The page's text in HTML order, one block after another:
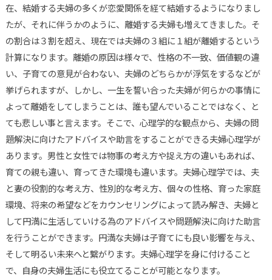
在、結婚する夫婦の多くが恋愛関係を経て結婚するようになりまし
たが、それに伴うかのように、離婚する夫婦も増えてきました。そ
の割合は３割を超え、現在では夫婦の３組に１組が離婚するという
計算になります。離婚の原因は様々で、性格の不一致、価値観の違
い、子育ての意見が合わない、夫婦のどちらかが浮気をするなどが
挙げられますが、しかし、一生を誓い合った夫婦が何らかの事情に
よって離婚をしてしまうことは、誰も望んでいることではなく、と
ても悲しい事と言えます。そこで、心理学的な観点から、夫婦の問
題解決に向けたアドバイスや助言をすることができる夫婦心理学が
あります。男性と女性では物事の考え方や捉え方の違いもあれば、
育ての親も違い、育ってきた環境も違います。夫婦心理学では、夫
と妻の役割的な考え方、性別的な考え方、個々の性格、育った家庭
環境、将来の希望などをカウンセリングによって読み解き、夫婦と
して円満に生活していける為のアドバイスや問題解決に向けた助言
を行うことができます。円満な夫婦は子育てにも良い影響を与え、
そして明るい未来へと繋がります。夫婦心理学を身に付けること
で、自身の夫婦生活にも役立てることが可能となります。